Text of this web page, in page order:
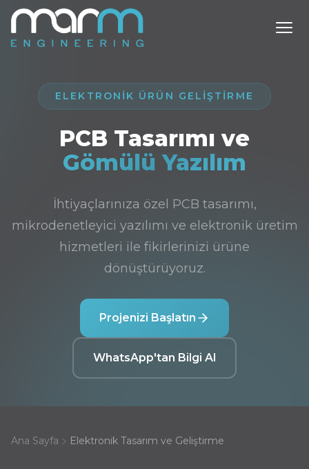
ELEKTRONIK ÜRÜN GELIŞTIRME
PCB Tasarımı ve
Gömülü Yazılım
İhtiyaçlarınıza özel PCB tasarımı,
mikrodenetleyici yazılımı ve elektronik üretim
hizmetleri ile fikirlerinizi ürüne
dönüştürüyoruz.
Projenizi Başlatın
WhatsApp'tan Bilgi Al
Ana Sayfa Elektronik Tasarım ve Geliştirme